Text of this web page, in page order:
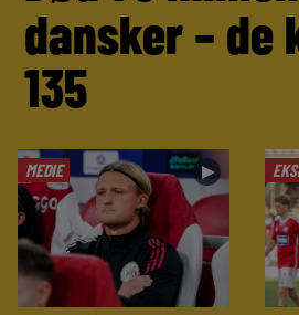
dansker –
135
MEDIE ►